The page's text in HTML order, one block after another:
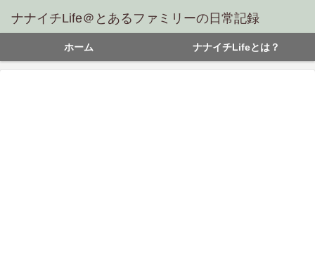
ナナイチLife＠とあるファミリーの日常記録
ホーム ナナイチLifeとは？